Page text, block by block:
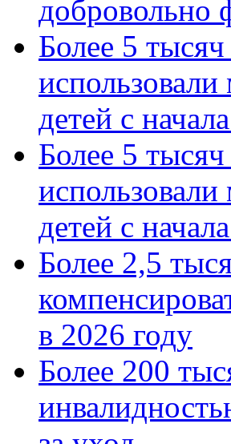
Более 5
детей с
Более 5
детей с
Более 2,5
в 2026 году
Более 200